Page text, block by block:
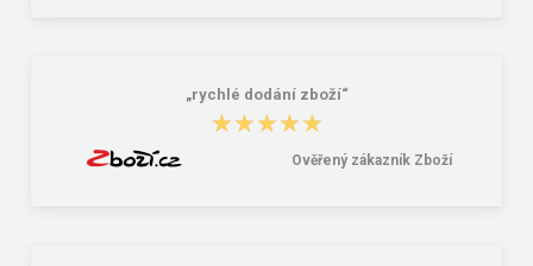
„rychlé dodání zboží“
★★★★★
★★★★★
Ověřený zákazník Zboží